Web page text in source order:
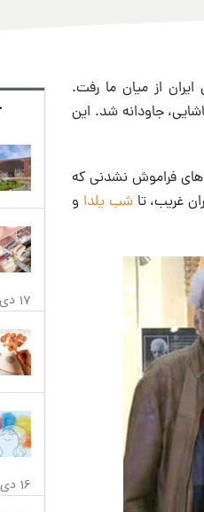
ایران از میان ما رفت.
جاودانه شد. این
شویم و آن همه صحنه‌های فراموش نشدنی که
غریب، تاشب یلدا و
17 دی,1404
16 دی,1404